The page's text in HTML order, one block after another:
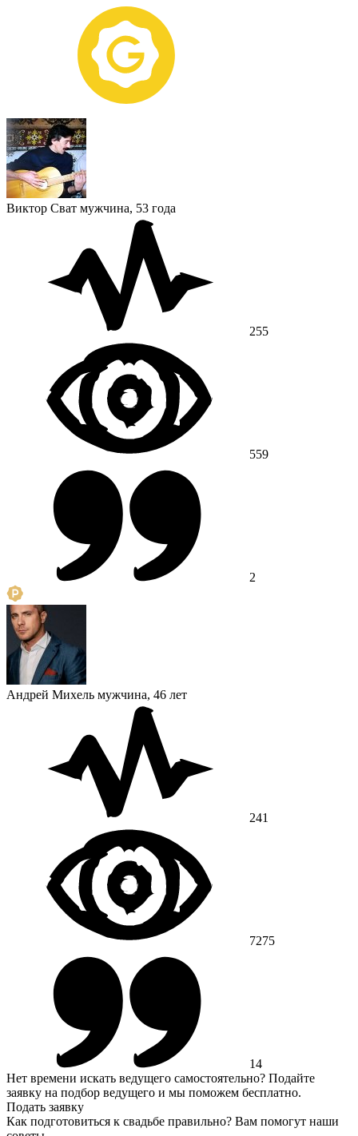
Виктор Сват мужчина, 53 года
255
559
2
Андрей Михель мужчина, 46 лет
241
7275
14
Нет времени искать ведущего самостоятельно? Подайте
заявку на подбор ведущего и мы поможем бесплатно.
Подать заявку
Как подготовиться к свадьбе правильно? Вам помогут наши